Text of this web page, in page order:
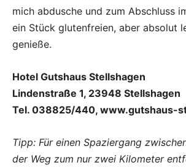
mich abdusche und zum Abschluss
ein Stück glutenfreien, aber absolut
genieße.
Hotel Gutshaus Stellshagen
Lindenstraße 1, 23948 Stellshagen
Tel. 038825/440, www.gutshaus-
Tipp: Für einen Spaziergang
der Weg zum nur zwei Kilometer